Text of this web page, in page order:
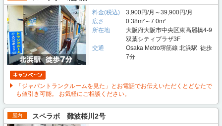
料金(税込)
3,900円/月～39,900円/月
広さ
0.38m²～7.0m²
所在地
大阪府大阪市中央区東高麗橋4-9
双葉シティプラザ3F
交通
Osaka Metro堺筋線 北浜駅 徒歩
7分
「ジャパントランクルームを見た」とお電話でお伝えいただくとどなたで
も値引き可能。 お気軽にご相談ください。
屋内 スペラボ 難波桜川2号